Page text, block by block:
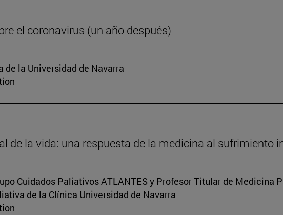
el coronavirus (un año después)
la Universidad de Navarra
de la vida: una respuesta de la medicina al sufrimiento
Cuidados Paliativos ATLANTES y Profesor Titular de Medicina
de la Clínica Universidad de Navarra